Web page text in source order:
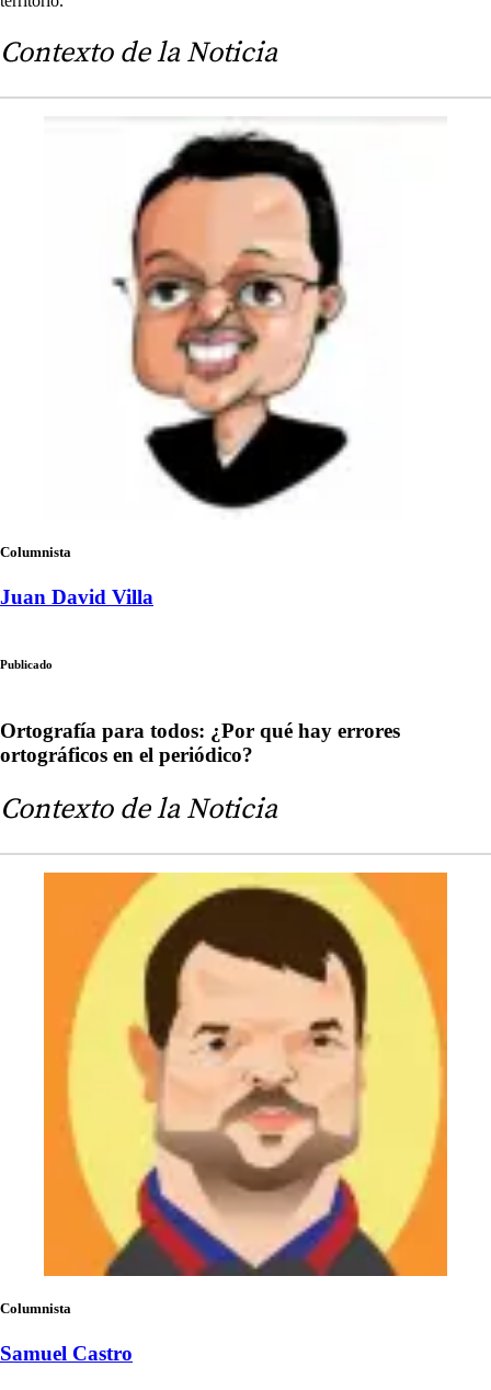
Contexto de la Noticia
Columnista
Juan David Villa
Publicado
Ortografía para todos: ¿Por qué hay errores
ortográficos en el periódico?
Contexto de la Noticia
Columnista
Samuel Castro